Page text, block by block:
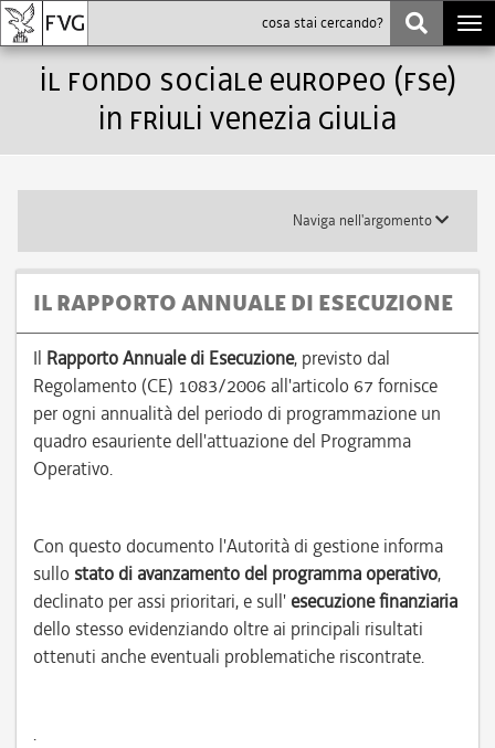
Il Fondo Sociale Europeo (FSE)
in Friuli Venezia Giulia
Toggle
Naviga nell'argomento
IL RAPPORTO ANNUALE DI ESECUZIONE
Il Rapporto Annuale di Esecuzione, previsto dal
Regolamento (CE) 1083/2006 all'articolo 67 fornisce
per ogni annualità del periodo di programmazione un
quadro esauriente dell'attuazione del Programma
Operativo.
Con questo documento l'Autorità di gestione informa
sullo stato di avanzamento del programma operativo,
declinato per assi prioritari, e sull' esecuzionefinanziaria
dello stesso evidenziando oltre ai principali risultati
ottenuti anche eventuali problematiche riscontrate.
.